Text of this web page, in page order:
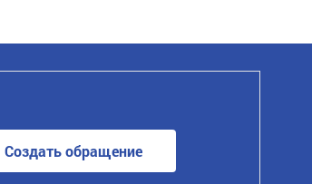
Создать обращение